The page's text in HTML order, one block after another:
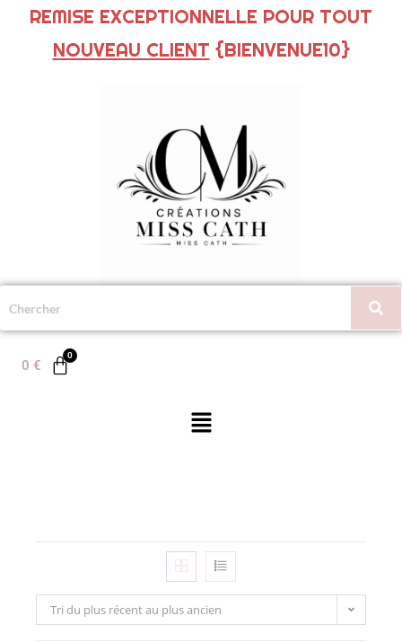
REMISE EXCEPTIONNELLE POUR TOUT
NOUVEAU CLIENT {BIENVENUE10}
0 €
Tri du plus récent au plus ancien